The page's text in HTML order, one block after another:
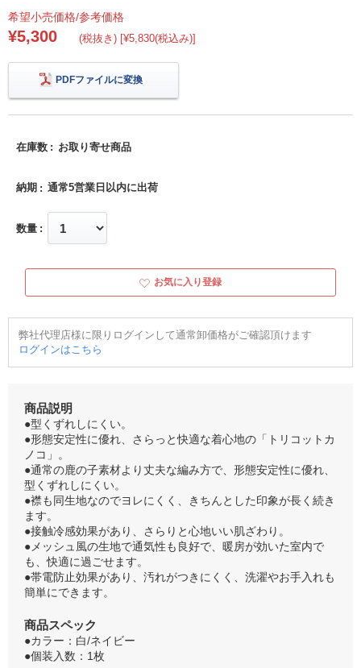
希望小売価格/参考価格
¥5,300 (税抜き) [¥5,830(税込み)]
PDFファイルに変換
在庫数 お取り寄せ商品
納期 通常5営業日以内に出荷
数量
お気に入り登録
弊社代理店様に限りログインして通常卸価格がご確認頂けます
ログインはこちら
商品説明
●型くずれしにくい。
●形態安定性に優れ、さらっと快適な着心地の「トリコットカ
ノコ」。
●通常の鹿の子素材より丈夫な編み方で、形態安定性に優れ、
型くずれしにくい。
●襟も同生地なのでヨレにくく、きちんとした印象が長く続き
ます。
●接触冷感効果があり、さらりと心地いい肌ざわり。
●メッシュ風の生地で通気性も良好で、暖房が効いた室内で
も、快適に過ごせます。
●帯電防止効果があり、汚れがつきにくく、洗濯やお手入れも
簡単にできます。
商品スペック
●カラー：白/ネイビー
●個装入数：1枚